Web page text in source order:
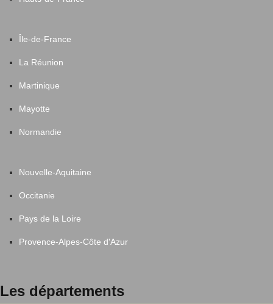
Île-de-France
La Réunion
Martinique
Mayotte
Normandie
Nouvelle-Aquitaine
Occitanie
Pays de la Loire
Provence-Alpes-Côte d'Azur
Les départements